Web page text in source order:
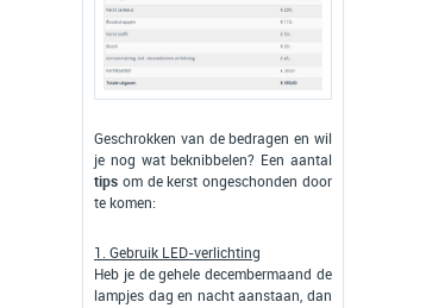
Geschrokken van de bedragen en wil
je nog wat beknibbelen? Een aantal
tips om de kerst ongeschonden door
te komen:
1. Gebruik LED-verlichting
Heb je de gehele decembermaand de
lampjes dag en nacht aanstaan, dan